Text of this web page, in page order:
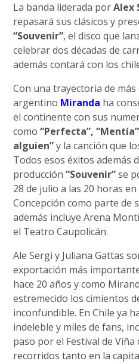
La banda liderada porAlex
repasará sus clásicos y
“Souvenir”, el disco que
celebrar dos décadas de
además contará con los
Con una trayectoria de
argentino Miranda ha
el continente con sus
como“Perfecta”,
alguien”y la canción que
Todos esos éxitos además
producción“Souvenir”se
28 de julio a las 20 horas
Concepción como parte de
además incluye Arena
el Teatro Caupolicán.
Ale Sergi y Juliana Gattas
exportación más
hace 20 años y como
estremecido los cimientos
inconfundible. En Chile ya
indeleble y miles de fans,
paso por el Festival de
recorridos tanto en la